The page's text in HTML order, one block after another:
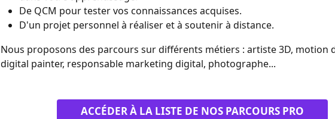
De QCM pour tester vos connaissances acquises.
D'un projet personnel à réaliser et à soutenir à distance.
Nous proposons des parcours sur différents métiers : artiste 3D, motion
digital painter, responsable marketing digital, photographe...
ACCÉDER À LA LISTE DE NOS PARCOURS PRO